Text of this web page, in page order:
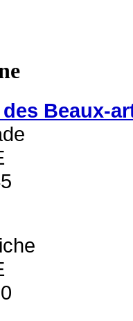
Beaux-